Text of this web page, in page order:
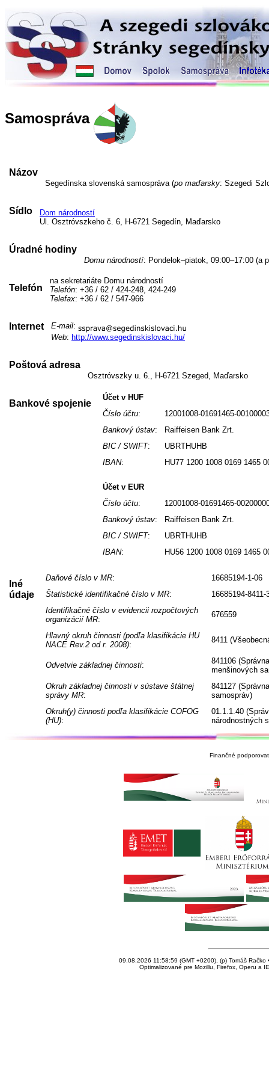
Samospráva
Názov
Segedínska slovenská samospráva (po maďarsky: Szegedi
Sídlo
Dom národností
Ul. Osztróvszkeho č. 6, H-6721 Segedín, Maďarsko
Úradné hodiny
Domu národností: Pondelok–piatok, 09:00–17:00 (a
Telefón
na sekretariáte Domu národností
Telefón: +36 / 62 / 424-248, 424-249
Telefax: +36 / 62 / 547-966
Internet E-mail:
Web: http://www.segedinskislovaci.hu/
Poštová adresa
Osztróvszky u. 6., H-6721 Szeged, Maďarsko
Bankové spojenie
Účet v HUF
Číslo účtu:
12001008-01691465-
Bankový ústav:
Raiffeisen Bank Zrt.
BIC / SWIFT:
UBRTHUHB
IBAN: HU77 1200 1008 0169 1465
Účet v EUR
Číslo účtu:
12001008-01691465-
Bankový ústav:
Raiffeisen Bank Zrt.
BIC / SWIFT:
UBRTHUHB
IBAN: HU56 1200 1008 0169 1465
Iné
údaje
Daňové číslo v MR:
16685194-1-06
Štatistické identifikačné číslo v MR:
16685194-8411-
Identifikačné číslo v evidencii rozpočtových
organizácií MR:
676559
Hlavný okruh činnosti (podľa klasifikácie HU
NACE Rev.2 od r. 2008):
8411
Odvetvie základnej činnosti:
841106
menšinových
Okruh základnej činnosti v sústave štátnej
správy MR:
841127
samospráv)
Okruh(y) činnosti podľa klasifikácie COFOG
(HU):
01.1.1.40
národnostných
Finančné
09.08.2026 11:58:59 (GMT +0200), (p) Tomáš Račko
Optimalizované pre Mozillu, Firefox, Operu a